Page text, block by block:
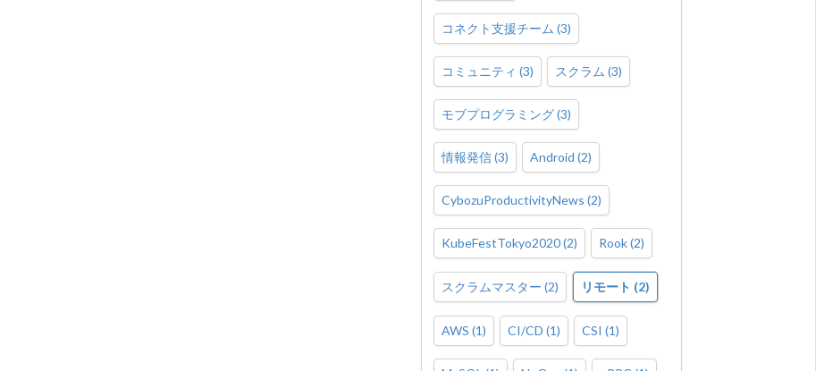
コネクト支援チーム (3)
コミュニティ (3) スクラム (3)
モブプログラミング(3)
情報発信(3) Android (2)
CybozuProductivityNews (2)
KubeFestTokyo2020(2) Rook(2)
スクラムマスター (2) リモート (2)
AWS (1) CI/CD (1) CSI (1)